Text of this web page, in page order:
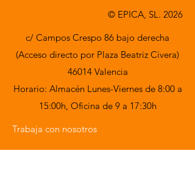
© EPICA, SL. 2026
c/ Campos Crespo 86 bajo derecha
(Acceso directo por Plaza Beatriz Civera)
46014 Valencia
Horario: Almacén Lunes-Viernes de 8:00 a
15:00h, Oficina de 9 a 17:30h
Trabaja con nosotros